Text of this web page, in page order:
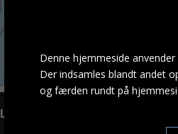
Lundbygaard
Denne hjemmeside
Der indsamles blandt andet
og færden rundt på